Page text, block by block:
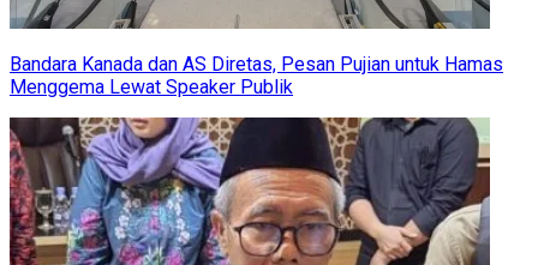
Bandara Kanada dan AS Diretas, Pesan Pujian untuk Hamas
Menggema Lewat Speaker Publik